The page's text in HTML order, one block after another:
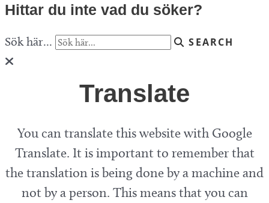
Hittar du inte vad du söker?
Sök här... SEARCH
Translate
You can translate this website with Google
Translate. It is important to remember that
the translation is being done by a machine and
not by a person. This means that you can